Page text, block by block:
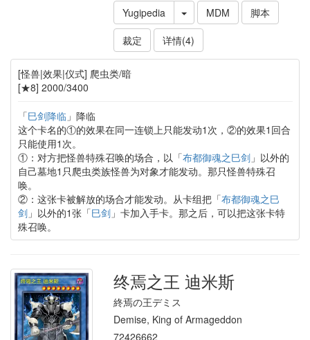
Yugipedia
MDM
脚本
裁定
详情(4)
[怪兽|效果|仪式] 爬虫类/暗
[★8] 2000/3400
「巳剑降临 」降临
这个卡名的①的效果在同一连锁上只能发动1次，②的效果1回合
只能使用1次。
①：对方把怪兽特殊召唤的场合，以「布都御魂之巳剑」以外的
自己墓地1只爬虫类族怪兽为对象才能发动。那只怪兽特殊召
唤。
②：这张卡被解放的场合才能发动。从卡组把「布都御魂之巳
剑」以外的1张「巳剑」卡加入手卡。那之后，可以把这张卡特
殊召唤。
终焉之王 迪米斯
終焉の王デミス
Demise, King of Armageddon
72426662